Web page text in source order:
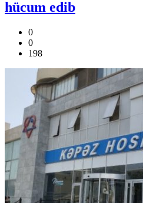
hücum edib
0
0
198